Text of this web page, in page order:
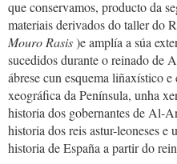
que conservamos, producto da
materiais derivados do taller do
Mouro Rasis)e amplía a súa
sucedidos durante o reinado de
ábrese cun esquema liñaxístico
xeográfica da Península, unha
historia dos gobernantes de Al-
historia dos reis astur-leoneses e
historia de España a partir do